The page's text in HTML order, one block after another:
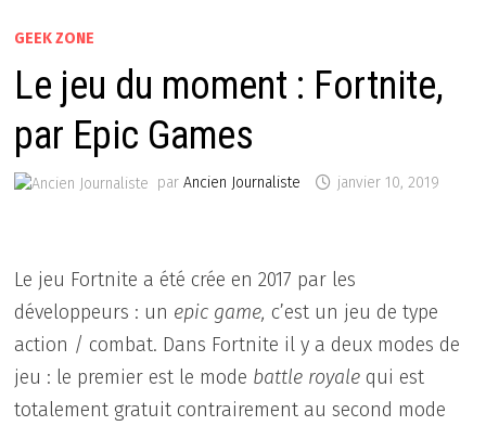
GEEK ZONE
Le jeu du moment : Fortnite,
par Epic Games
parAncien Journaliste janvier 10, 2019
Le jeu Fortnite a été crée en 2017 par les
développeurs : un epic game, c’est un jeu de type
action / combat. Dans Fortnite il y a deux modes de
jeu : le premier est le mode battle royale qui est
totalement gratuit contrairement au second mode